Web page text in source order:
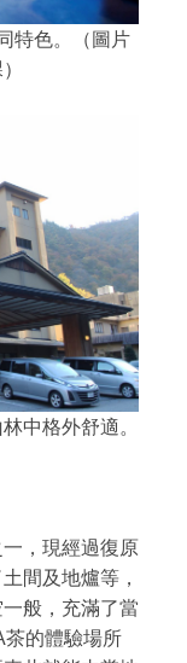
特色。（圖片
中格外舒適。
，現經過復原
間及地爐等，
般，充滿了當
茶的體驗場所